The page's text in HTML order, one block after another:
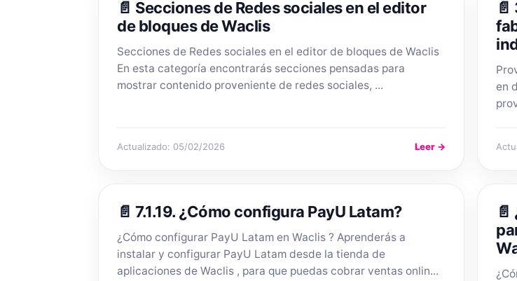
📄 Secciones de Redes sociales en el editor
de bloques de Waclis
Secciones de Redes sociales en el editor de bloques de Waclis
En esta categoría encontrarás secciones pensadas para
mostrar contenido proveniente de redes sociales, ...
Actualizado: 05/02/2026 Leer →
en
📄 7.1.19. ¿Cómo configura PayU Latam?
¿Cómo configurar PayU Latam en Waclis ? Aprenderás a
instalar y configurar PayU Latam desde la tienda de
aplicaciones de Waclis , para que puedas cobrar ventas onlin...